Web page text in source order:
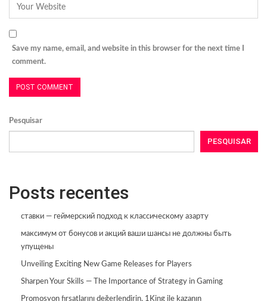
Save my name, email, and website in this browser for the next time I
comment.
Pesquisar
PESQUISAR
Posts recentes
ставки — геймерский подход к классическому азарту
максимум от бонусов и акций ваши шансы не должны быть
упущены
Unveiling Exciting New Game Releases for Players
Sharpen Your Skills — The Importance of Strategy in Gaming
Promosyon fırsatlarını değerlendirin, 1King ile kazanın